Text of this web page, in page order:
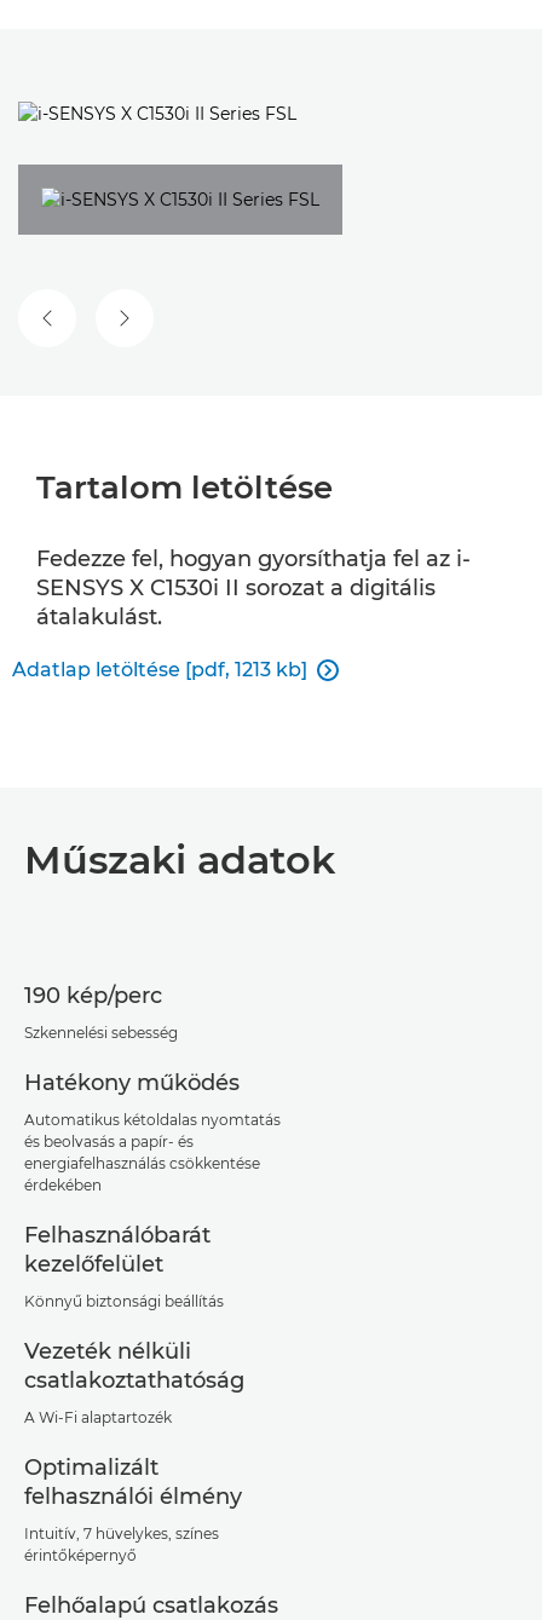
ELŐZŐ DIAKÖVETKEZŐ DIA
Tartalom letöltése
Fedezze fel, hogyan gyorsíthatja fel az i-
SENSYS X C1530i II sorozat a digitális
átalakulást.
Adatlap letöltése [pdf, 1213 kb] 
Műszaki adatok
190 kép/perc
Szkennelési sebesség
Hatékony működés
Automatikus kétoldalas nyomtatás
és beolvasás a papír- és
energiafelhasználás csökkentése
érdekében
Felhasználóbarát
kezelőfelület
Könnyű biztonsági beállítás
Vezeték nélküli
csatlakoztathatóság
A Wi-Fi alaptartozék
Optimalizált
felhasználói élmény
Intuitív, 7 hüvelykes, színes
érintőképernyő
Felhőalapú csatlakozás